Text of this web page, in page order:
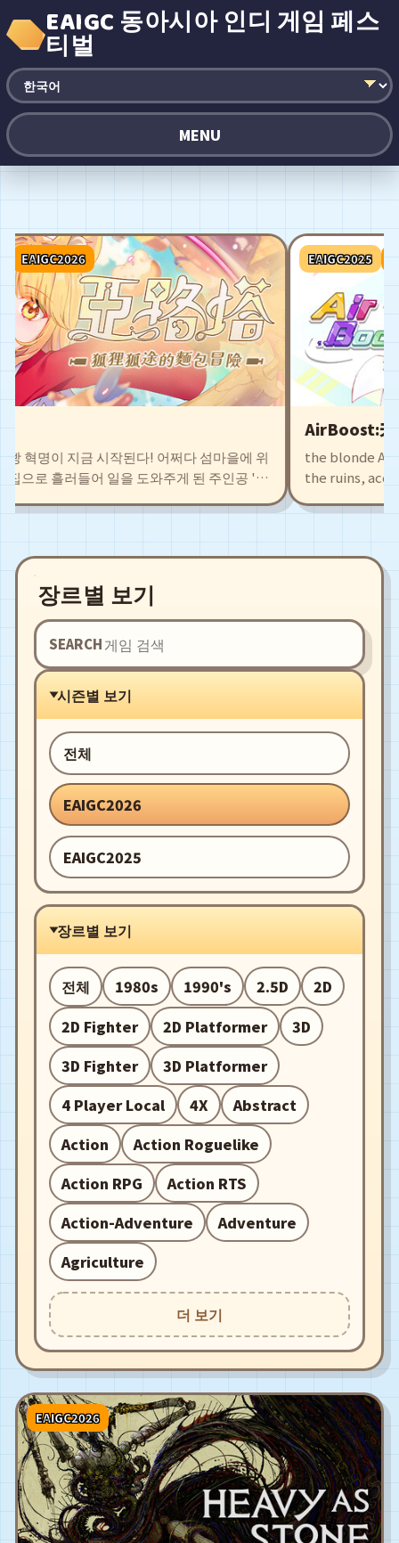
EAIGC 동아시아 인디 게임 페스
티벌
MENU
EAIGC2026
혁명이 지금 시작된다! 어쩌다 섬마을에 위
으로 흘러들어 일을 도와주게 된 주인공 '차
성을 지닌 동료들과 함께 시설을 확충시키
EAIGC2025
AirBoost:天
the blonde
the ruins,
Agate. This also
leading to
fight alongside
장르별 보기
SEARCH
시즌별 보기
전체
EAIGC2026
EAIGC2025
장르별 보기
전체 1980s 1990's 2.5D
2D
2D Fighter
2D Platformer
3D
3D Fighter
3D Platformer
4 Player Local
4X
Abstract
Action
Action Roguelike
Action RPG
Action RTS
Action-Adventure
Adventure
Agriculture
더 보기
EAIGC2026